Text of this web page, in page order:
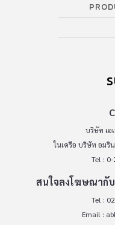
บริษัท เอ
ในเครือ บริษัท อมริ
Tel :
สนใจลงโฆษณากับ
Tel :
Email :